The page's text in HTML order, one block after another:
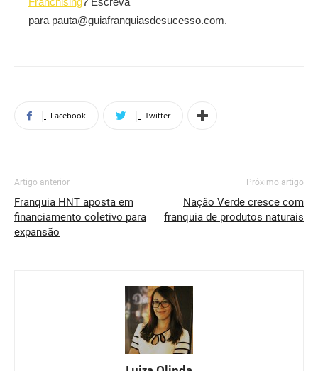
para pauta@guiafranquiasdesucesso.com.
Facebook Twitter
Artigo anterior
Franquia HNT aposta em
financiamento coletivo para
expansão
Próximo artigo
Nação Verde cresce com
franquia de produtos naturais